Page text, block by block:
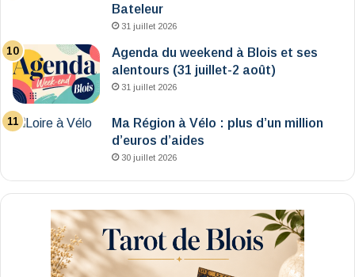
Bateleur
31 juillet 2026
Agenda du weekend à Blois et ses
alentours (31 juillet-2 août)
31 juillet 2026
Ma Région à Vélo : plus d’un million
d’euros d’aides
30 juillet 2026